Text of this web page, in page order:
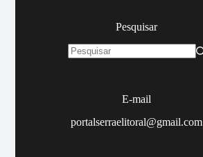
Pesquisar
E-mail
portalserraelitoral@gmail.com